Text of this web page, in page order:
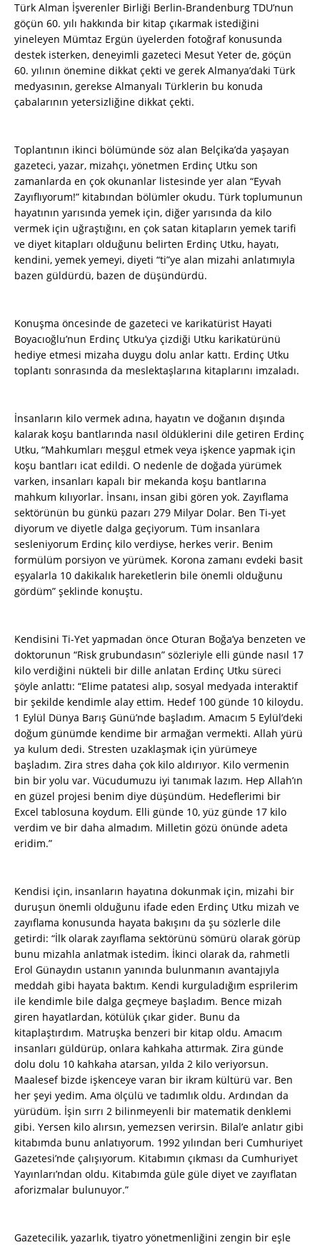
Türk Alman İşverenler Birliği Berlin-Brandenburg TDU’nun
göçün 60. yılı hakkında bir kitap çıkarmak istediğini
yineleyen Mümtaz Ergün üyelerden fotoğraf konusunda
destek isterken, deneyimli gazeteci Mesut Yeter de, göçün
60. yılının önemine dikkat çekti ve gerek Almanya’daki Türk
medyasının, gerekse Almanyalı Türklerin bu konuda
çabalarının yetersizliğine dikkat çekti.
Toplantının ikinci bölümünde söz alan Belçika’da yaşayan
gazeteci, yazar, mizahçı, yönetmen Erdinç Utku son
zamanlarda en çok okunanlar listesinde yer alan “Eyvah
Zayıflıyorum!” kitabından bölümler okudu. Türk toplumunun
hayatının yarısında yemek için, diğer yarısında da kilo
vermek için uğraştığını, en çok satan kitapların yemek tarifi
ve diyet kitapları olduğunu belirten Erdinç Utku, hayatı,
kendini, yemek yemeyi, diyeti “ti”ye alan mizahi anlatımıyla
bazen güldürdü, bazen de düşündürdü.
Konuşma öncesinde de gazeteci ve karikatürist Hayati
Boyacıoğlu’nun Erdinç Utku’ya çizdiği Utku karikatürünü
hediye etmesi mizaha duygu dolu anlar kattı. Erdinç Utku
toplantı sonrasında da meslektaşlarına kitaplarını imzaladı.
İnsanların kilo vermek adına, hayatın ve doğanın dışında
kalarak koşu bantlarında nasıl öldüklerini dile getiren Erdinç
Utku, “Mahkumları meşgul etmek veya işkence yapmak için
koşu bantları icat edildi. O nedenle de doğada yürümek
varken, insanları kapalı bir mekanda koşu bantlarına
mahkum kılıyorlar. İnsanı, insan gibi gören yok. Zayıflama
sektörünün bu günkü pazarı 279 Milyar Dolar. Ben Ti-yet
diyorum ve diyetle dalga geçiyorum. Tüm insanlara
sesleniyorum Erdinç kilo verdiyse, herkes verir. Benim
formülüm porsiyon ve yürümek. Korona zamanı evdeki basit
eşyalarla 10 dakikalık hareketlerin bile önemli olduğunu
gördüm” şeklinde konuştu.
Kendisini Ti-Yet yapmadan önce Oturan Boğa’ya benzeten ve
doktorunun “Risk grubundasın” sözleriyle elli günde nasıl 17
kilo verdiğini nükteli bir dille anlatan Erdinç Utku süreci
şöyle anlattı: “Elime patatesi alıp, sosyal medyada interaktif
bir şekilde kendimle alay ettim. Hedef 100 günde 10 kiloydu.
1 Eylül Dünya Barış Günü’nde başladım. Amacım 5 Eylül’deki
doğum günümde kendime bir armağan vermekti. Allah yürü
ya kulum dedi. Stresten uzaklaşmak için yürümeye
başladım. Zira stres daha çok kilo aldırıyor. Kilo vermenin
bin bir yolu var. Vücudumuzu iyi tanımak lazım. Hep Allah’ın
en güzel projesi benim diye düşündüm. Hedeflerimi bir
Excel tablosuna koydum. Elli günde 10, yüz günde 17 kilo
verdim ve bir daha almadım. Milletin gözü önünde adeta
eridim.”
Kendisi için, insanların hayatına dokunmak için, mizahi bir
duruşun önemli olduğunu ifade eden Erdinç Utku mizah ve
zayıflama konusunda hayata bakışını da şu sözlerle dile
getirdi: “İlk olarak zayıflama sektörünü sömürü olarak görüp
bunu mizahla anlatmak istedim. İkinci olarak da, rahmetli
Erol Günaydın ustanın yanında bulunmanın avantajıyla
meddah gibi hayata baktım. Kendi kurguladığım esprilerim
ile kendimle bile dalga geçmeye başladım. Bence mizah
giren hayatlardan, kötülük çıkar gider. Bunu da
kitaplaştırdım. Matruşka benzeri bir kitap oldu. Amacım
insanları güldürüp, onlara kahkaha attırmak. Zira günde
dolu dolu 10 kahkaha atarsan, yılda 2 kilo veriyorsun.
Maalesef bizde işkenceye varan bir ikram kültürü var. Ben
her şeyi yedim. Ama ölçülü ve tadımlık oldu. Ardından da
yürüdüm. İşin sırrı 2 bilinmeyenli bir matematik denklemi
gibi. Yersen kilo alırsın, yemezsen verirsin. Bilal’e anlatır gibi
kitabımda bunu anlatıyorum. 1992 yılından beri Cumhuriyet
Gazetesi’nde çalışıyorum. Kitabımın çıkması da Cumhuriyet
Yayınları’ndan oldu. Kitabımda güle güle diyet ve zayıflatan
aforizmalar bulunuyor.”
Gazetecilik, yazarlık, tiyatro yönetmenliğini zengin bir eşle